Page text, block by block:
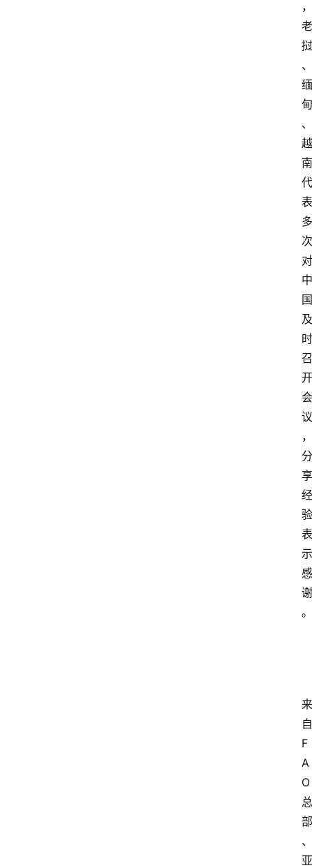
，
老
挝
、
缅
甸
、
越
南
代
表
多
次
对
中
国
及
时
召
开
会
议
，
分
享
经
验
表
示
感
谢
。
来
自
F
A
O
总
部
、
亚